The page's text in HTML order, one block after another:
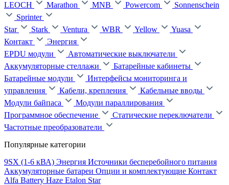
LEOCH
Marathon MNB Powercom
Sonnenschein
Sprinter
Star
Stark Ventura WBR Yellow
Yuasa
Контакт
Энергия
EPDU модули
Автоматические выключатели
Аккумуляторные стеллажи
Батарейные кабинеты
Батарейные модули
Интерфейсы мониторинга и
управления
Кабели, крепления
Кабельные вводы
Модули байпаса
Модули параллирования
Программное обеспечение
Статические переключатели
Частотные преобразователи
Популярные категории
9SX (1-6 кВА) Энергия Источники бесперебойного питания
Аккумуляторные батареи Опции и комплектующие Контакт
Alfa Battery Haze Etalon Star